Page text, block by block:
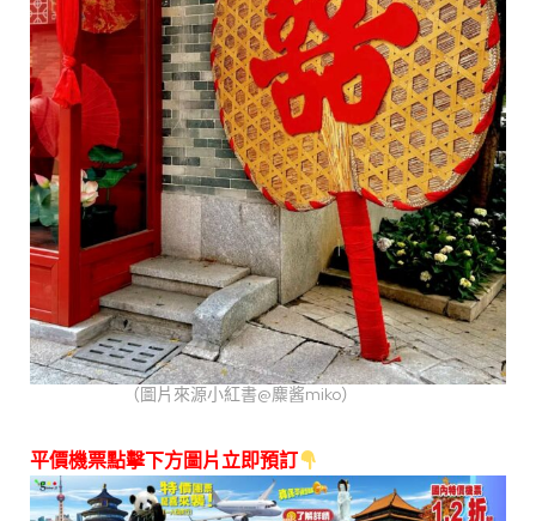
（圖片來源小紅書@麋酱miko）
平價機票點擊下方圖片立即預訂